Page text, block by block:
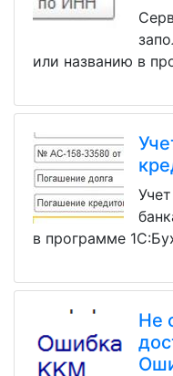
или названию в
в программе
Не